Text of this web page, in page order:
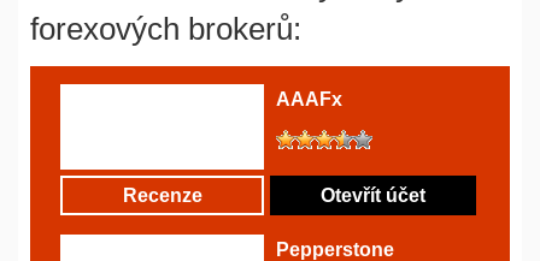
forexových brokerů:
AAAFx
Recenze Otevřít účet
Pepperstone